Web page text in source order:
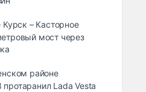
Курск – Касторное
мост через
районе
Lada Vesta